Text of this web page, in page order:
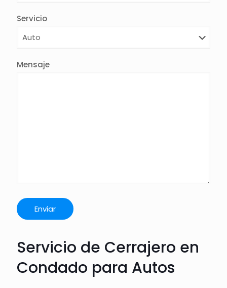
Servicio
Mensaje
Servicio de Cerrajero en
Condado para Autos